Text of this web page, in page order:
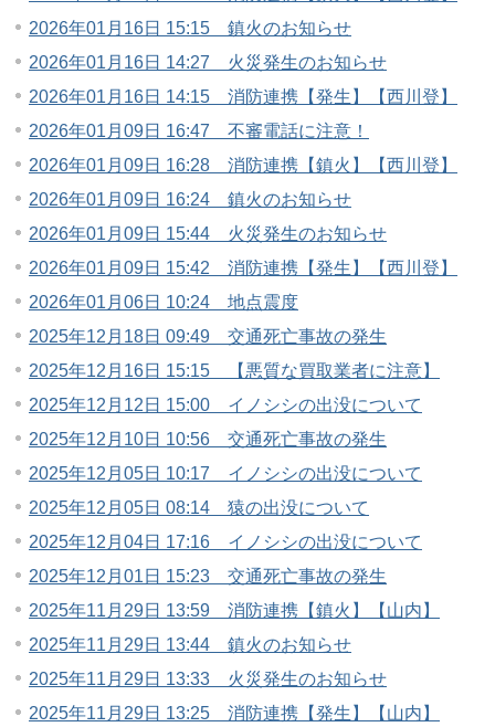
2026年01月16日 15:15 鎮火のお知らせ
2026年01月16日 14:27 火災発生のお知らせ
2026年01月16日 14:15 消防連携【発生】【西川登】
2026年01月09日 16:47 不審電話に注意！
2026年01月09日 16:28 消防連携【鎮火】【西川登】
2026年01月09日 16:24 鎮火のお知らせ
2026年01月09日 15:44 火災発生のお知らせ
2026年01月09日 15:42 消防連携【発生】【西川登】
2026年01月06日 10:24 地点震度
2025年12月18日 09:49 交通死亡事故の発生
2025年12月16日 15:15 【悪質な買取業者に注意】
2025年12月12日 15:00 イノシシの出没について
2025年12月10日 10:56 交通死亡事故の発生
2025年12月05日 10:17 イノシシの出没について
2025年12月05日 08:14 猿の出没について
2025年12月04日 17:16 イノシシの出没について
2025年12月01日 15:23 交通死亡事故の発生
2025年11月29日 13:59 消防連携【鎮火】【山内】
2025年11月29日 13:44 鎮火のお知らせ
2025年11月29日 13:33 火災発生のお知らせ
2025年11月29日 13:25 消防連携【発生】【山内】